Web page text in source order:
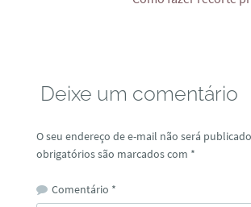
Deixe um comentário
O seu endereço de e-mail não será
obrigatórios são marcados com *
Comentário *